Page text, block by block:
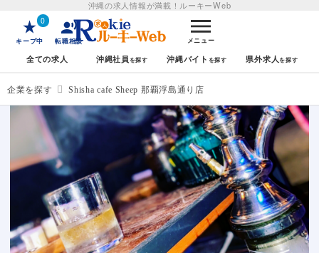
沖縄の求人情報が満載！ ルーキーWeb
0
キープ中 転職相談 メニュー
全ての求人 沖縄社員 沖縄バイト 県外求人
企業を探す Shisha cafe Sheep 那覇浮島通り店